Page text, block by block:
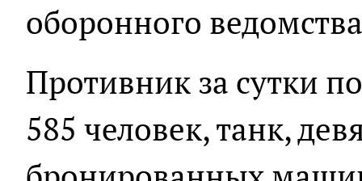
оборонного
Противник за сутки
585 человек, танк,